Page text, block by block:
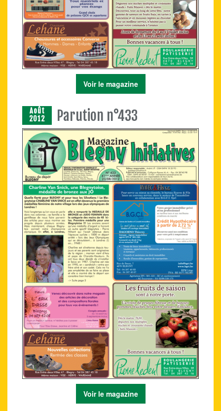
Voir le magazine
Août
2012
Parution n°433
Voir le magazine